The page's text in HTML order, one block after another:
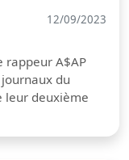
12/09/2023
rappeur A$AP
du
leur deuxième